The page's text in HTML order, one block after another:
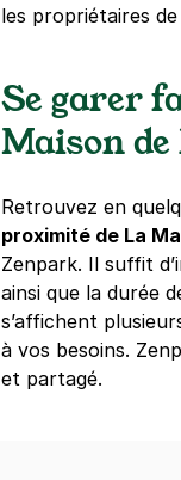
Réserver
2 €/heure 16 €/jour,
+ Abonnements
les propriétaires
Se garer
Maison
Retrouvez en
proximité de La
Zenpark. Il suffit
ainsi que la durée
s’affichent
à vos besoins.
et partagé.